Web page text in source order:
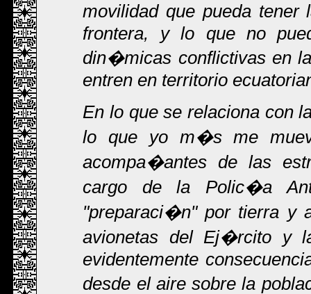
movilidad que pueda
frontera, y lo que no
din�micas conflictivas en
entren en territorio
En lo que se relaciona con
lo que yo m�s me
acompa�antes de las
cargo de la Polic�a
"preparaci�n" por tierra y
avionetas del Ej�rcito y
evidentemente
desde el aire sobre la